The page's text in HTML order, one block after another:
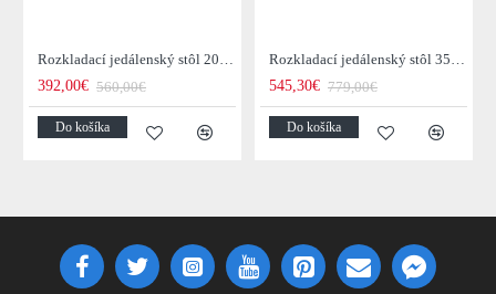
Rozkladací jedálenský stôl 20976 120/200x80cm Masív drevo Palisander
392,00€ 560,00€
Do košíka
Rozkladací jedálenský stôl 35299 160/240x100cm Masív drevo Palisander
545,30€ 779,00€
Do košíka